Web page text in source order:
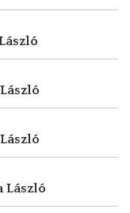
László